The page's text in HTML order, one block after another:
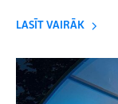
LASĪT VAIRĀK